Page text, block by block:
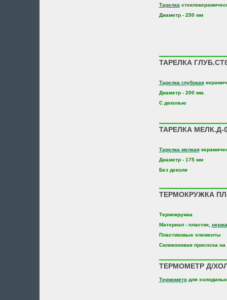
Тарелка
Диаметр - 250 мм
ТАРЕЛКА
Тарелка глубокая
Диаметр - 200 мм.
С деколью
ТАРЕЛКА МЕЛК.Д-
Тарелка мелкая
Диаметр - 175 мм
Без деколя
ТЕРМОКРУЖКА
Термокружка
Материал - пластик,
Пластиковые элементы
Силиконовая присоска на
ТЕРМОМЕТР Д/
Термометрдля